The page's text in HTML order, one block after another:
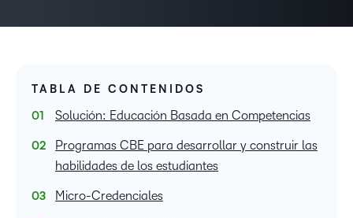
TABLA DE CONTENIDOS
Solución: Educación Basada en Competencias
Programas CBE para desarrollar y construir las
habilidades de los estudiantes
Micro-Credenciales